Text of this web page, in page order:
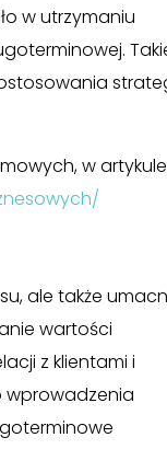
w utrzymaniu
w artykule
ale także
wartości
z klientami i
wprowadzenia